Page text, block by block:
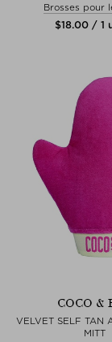
Brosses pour
$‌18.00 / 1
COCO &
VELVET SELF TAN
MITT